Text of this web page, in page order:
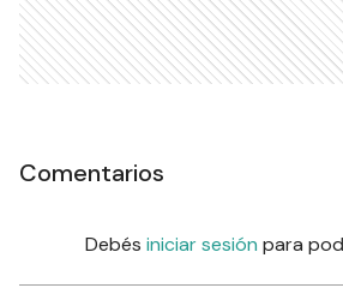
Comentarios
Debés iniciar sesión para